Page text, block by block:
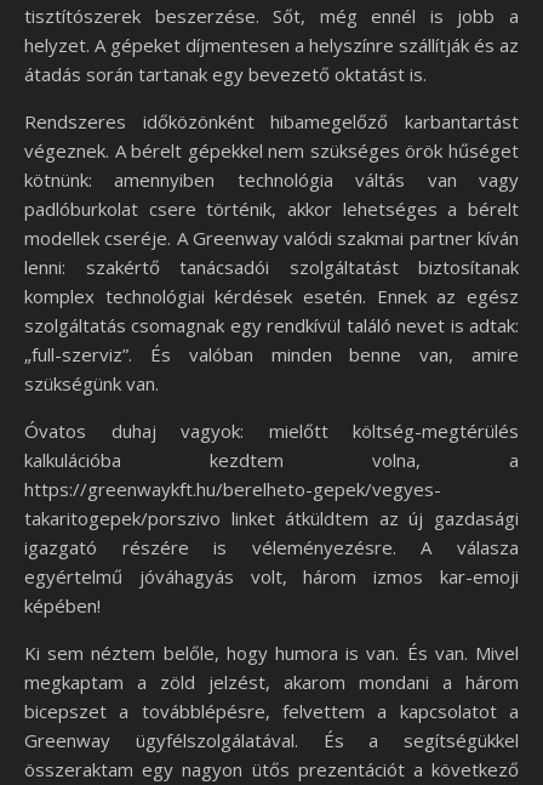
tisztítószerek beszerzése. Sőt, még ennél is jobb a
helyzet. A gépeket díjmentesen a helyszínre szállítják és az
átadás során tartanak egy bevezető oktatást is.
Rendszeres időközönként hibamegelőző karbantartást
végeznek. A bérelt gépekkel nem szükséges örök hűséget
kötnünk: amennyiben technológia váltás van vagy
padlóburkolat csere történik, akkor lehetséges a bérelt
modellek cseréje. A Greenway valódi szakmai partner kíván
lenni: szakértő tanácsadói szolgáltatást biztosítanak
komplex technológiai kérdések esetén. Ennek az egész
szolgáltatás csomagnak egy rendkívül találó nevet is adtak:
„full-szerviz”. És valóban minden benne van, amire
szükségünk van.
Óvatos duhaj vagyok: mielőtt költség-megtérülés
kalkulációba kezdtem volna, a
https://greenwaykft.hu/berelheto-gepek/vegyes-
takaritogepek/porszivo linket átküldtem az új gazdasági
igazgató részére is véleményezésre. A válasza
egyértelmű jóváhagyás volt, három izmos kar-emoji
képében!
Ki sem néztem belőle, hogy humora is van. És van. Mivel
megkaptam a zöld jelzést, akarom mondani a három
bicepszet a továbblépésre, felvettem a kapcsolatot a
Greenway ügyfélszolgálatával. És a segítségükkel
összeraktam egy nagyon ütős prezentációt a következő